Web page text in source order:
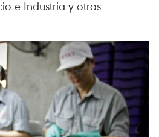
e Industria y otras